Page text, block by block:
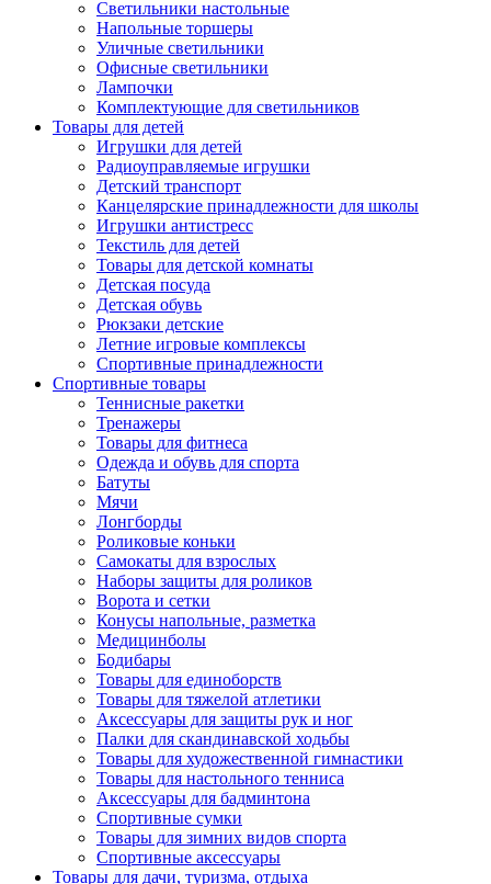
Светильники настольные
Напольные торшеры
Уличные светильники
Офисные светильники
Лампочки
Комплектующие для светильников
Товары для детей
Игрушки для детей
Радиоуправляемые игрушки
Детский транспорт
Канцелярские принадлежности для школы
Игрушки антистресс
Текстиль для детей
Товары для детской комнаты
Детская посуда
Детская обувь
Рюкзаки детские
Летние игровые комплексы
Спортивные принадлежности
Спортивные товары
Теннисные ракетки
Тренажеры
Товары для фитнеса
Одежда и обувь для спорта
Батуты
Мячи
Лонгборды
Роликовые коньки
Самокаты для взрослых
Наборы защиты для роликов
Ворота и сетки
Конусы напольные, разметка
Медицинболы
Бодибары
Товары для единоборств
Товары для тяжелой атлетики
Аксессуары для защиты рук и ног
Палки для скандинавской ходьбы
Товары для художественной гимнастики
Товары для настольного тенниса
Аксессуары для бадминтона
Спортивные сумки
Товары для зимних видов спорта
Спортивные аксессуары
Товары для дачи, туризма, отдыха